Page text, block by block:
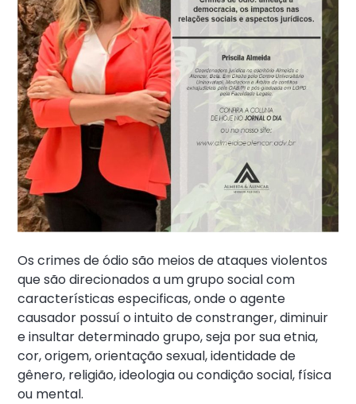
Os crimes de ódio são meios de ataques violentos
que são direcionados a um grupo social com
características especificas, onde o agente
causador possuí o intuito de constranger, diminuir
e insultar determinado grupo, seja por sua etnia,
cor, origem, orientação sexual, identidade de
gênero, religião, ideologia ou condição social, física
ou mental.